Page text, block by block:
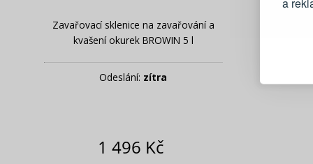
Zavařovací sklenice na zavařování a
kvašení okurek BROWIN 5 l
Odeslání: zítra
1 496 Kč
Živý